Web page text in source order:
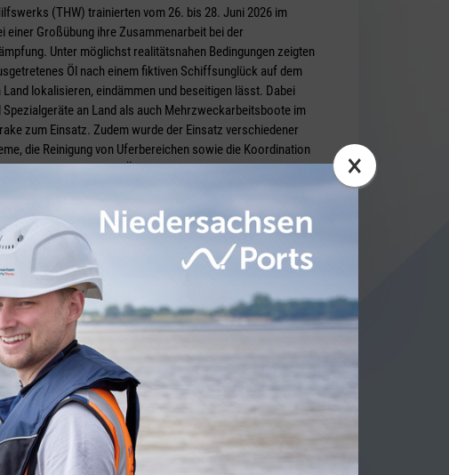
×
(THW) trainierten vom 26. bis 28. Juni 2026 im
einer Großübung ihre Zusammenarbeit bei der
Unter möglichst realitätsnahen Bedingungen zeigten
Öl nach einem fiktiven Schiffsunglück auf dem
Land lokalisieren, eindämmen und beseitigen lässt. Dabei
an Land als auch Mehrzweckarbeitsboote im
zum Einsatz. Zudem wurde der Einsatz verschiedener
die Reinigung von Uferbereichen sowie die Koordination
geübt. „Die Übung hat eindrucksvoll gezeigt, wie
bilanzierte Anka Dobslaw, Staatssekretärin im
Ministerium für Umwelt, Energie und Klimaschutz, im
NEWS